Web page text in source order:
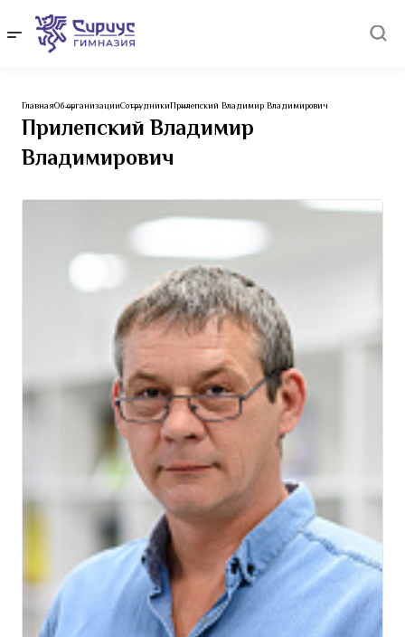
Прилепский Владимир
Владимирович
ГлавнаяОб организацииСотрудникиПрилепский Владимир Владимирович